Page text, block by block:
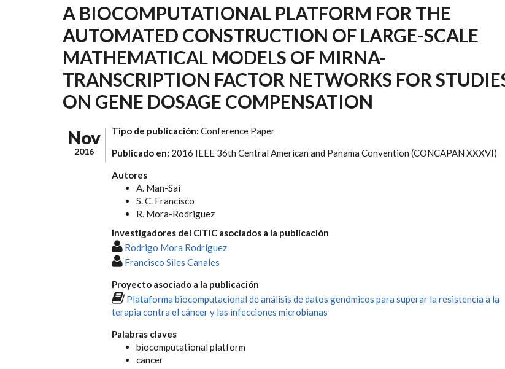
A BIOCOMPUTATIONAL PLATFORM FOR THE
AUTOMATED CONSTRUCTION OF LARGE-SCALE
MATHEMATICAL MODELS OF MIRNA-
TRANSCRIPTION FACTOR NETWORKS FOR
ON GENE DOSAGE COMPENSATION
Nov
2016
Tipo de publicación: Conference Paper
Publicado en: 2016 IEEE 36th Central American and Panama Convention (CONCAPAN XXXVI)
Autores
A. Man-Sai
S. C. Francisco
R. Mora-Rodriguez
Investigadores del CITIC asociados a la publicación
Rodrigo Mora Rodríguez
Francisco Siles Canales
Proyecto asociado a la publicación
Plataforma biocomputacional de análisis de datos genómicos para superar la resistencia a la
terapia contra el cáncer y las infecciones microbianas
Palabras claves
biocomputational platform
cancer